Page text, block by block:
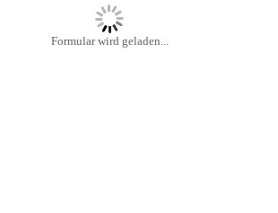
Formular wird geladen...